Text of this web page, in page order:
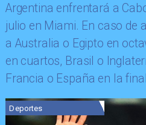
Argentina enfrentará a
julio en Miami. En caso de
a Australia o Egipto en
en cuartos, Brasil o
Francia o España en la
Deportes